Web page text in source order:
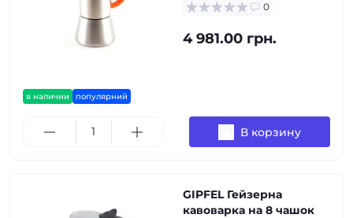
в наличии популярний
0
4 981.00 грн.
В корзину
GIPFEL Гейзерна
кавоварка на 8 чашок